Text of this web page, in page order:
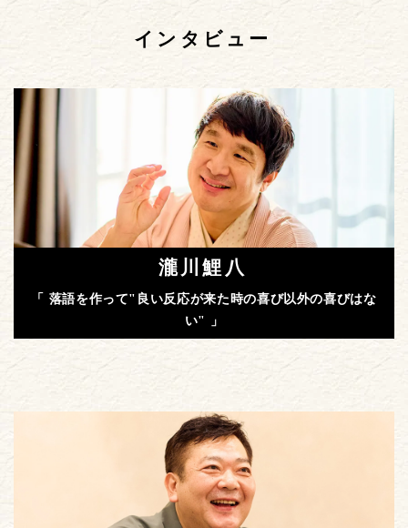
インタビュー
瀧川鯉八
「 落語を作って"良い反応が来た時の喜び以外の喜びはな
い" 」